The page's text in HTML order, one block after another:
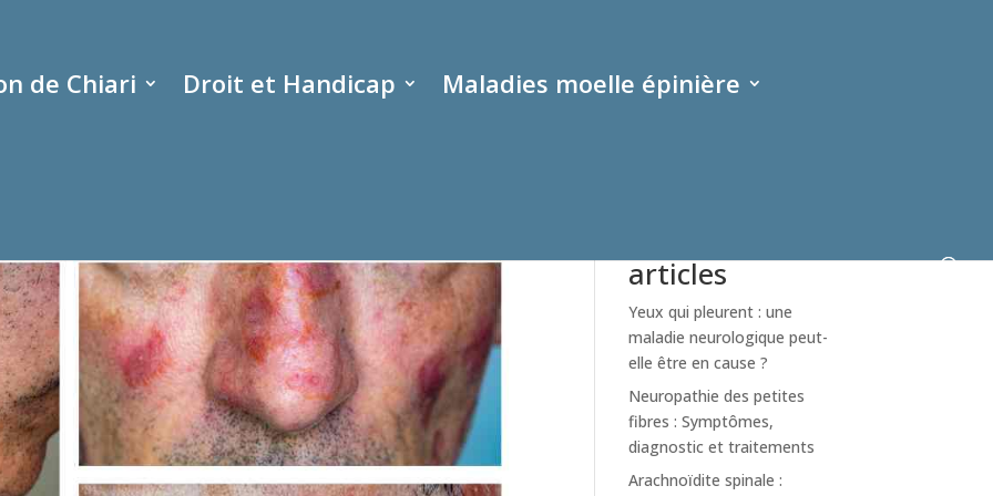
de Chiari Droit et Handicap Maladies moelle épinière
systémique, cutané
articles
Yeux qui pleurent : une
maladie neurologique peut-
elle être en cause ?
Neuropathie des petites
fibres : Symptômes,
diagnostic et traitements
Arachnoïdite spinale :